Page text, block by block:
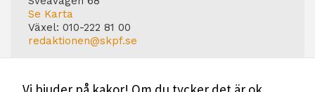
Se Karta
Växel: 010-222 81 00
redaktionen@skpf.se
Markus Dahlberg